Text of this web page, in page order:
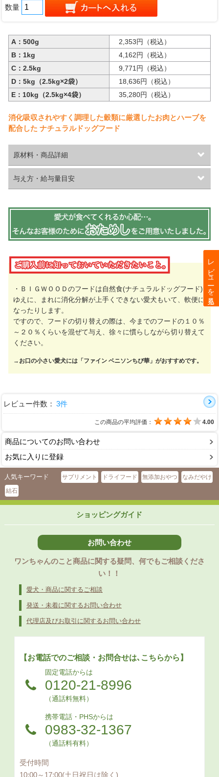
レビューを見る
数量
A：500g
2,353円（税込）
B：1kg
4,162円（税込）
C：2.5kg
9,771円（税込）
D：5kg（2.5kg×2袋）
18,636円（税込）
E：10kg（2.5kg×4袋）
35,280円（税込）
消化吸収されやすく調理した穀類に厳選したお肉とハーブを
配合した ナチュラルドッグフード
原材料・商品詳細
与え方・給与量目安
・ＢＩＧＷＯＯＤのフードは自然食(ナチュラルドッグフード)
ゆえに、まれに消化分解が上手くできない愛犬もいて、軟便に
なったりします。
ですので、フードの切り替えの際は、今までのフードの１０％
～２０％くらいを混ぜて与え、徐々に慣らしながら切り替えて
ください。
→お口の小さい愛犬には「ファイン ベニソンちび華」がおすすめです。
レビュー件数： 3件
この商品の平均評価： 4.00
商品についてのお問い合わせ
お気に入りに登録
人気キーワード サプリメント ドライフード 無添加おやつ
なみだやけ
結石
ショッピングガイド
お問い合わせ
ワンちゃんのこと商品に関する疑問、何でもご相談くださ
い！！
愛犬・商品に関するご相談
発送・未着に関するお問い合わせ
代理店及びお取引に関するお問い合わせ
【お電話でのご相談・お問合せは､こちらから】
固定電話からは
0120-21-8996
（通話料無料）
携帯電話・PHSからは
0983-32-1367
（通話料有料）
受付時間
10:00～17:00(土日祝日は除く)